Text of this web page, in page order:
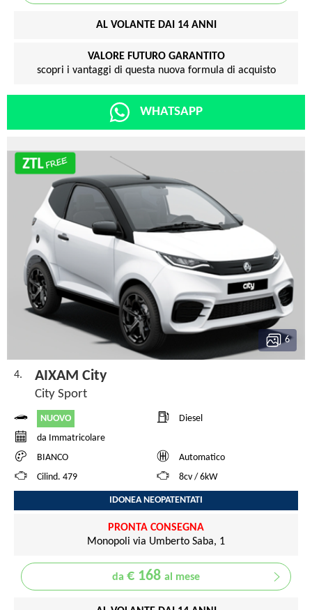
AL VOLANTE DAI 14 ANNI
VALORE FUTURO GARANTITO
scopri i vantaggi di questa nuova formula di acquisto
WHATSAPP
6
4. AIXAM City
City Sport
NUOVO
Diesel
da Immatricolare
BIANCO
Automatico
Cilind. 479
8cv / 6kW
IDONEA NEOPATENTATI
PRONTA CONSEGNA
Monopoli via Umberto Saba, 1
da € 168 al mese